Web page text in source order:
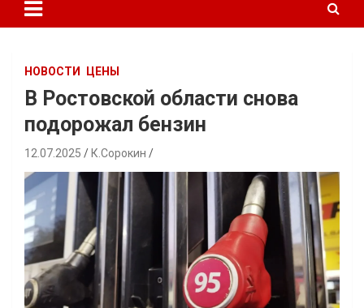
НОВОСТИ ЦЕНЫ
В Ростовской области снова
подорожал бензин
12.07.2025 К.Сорокин